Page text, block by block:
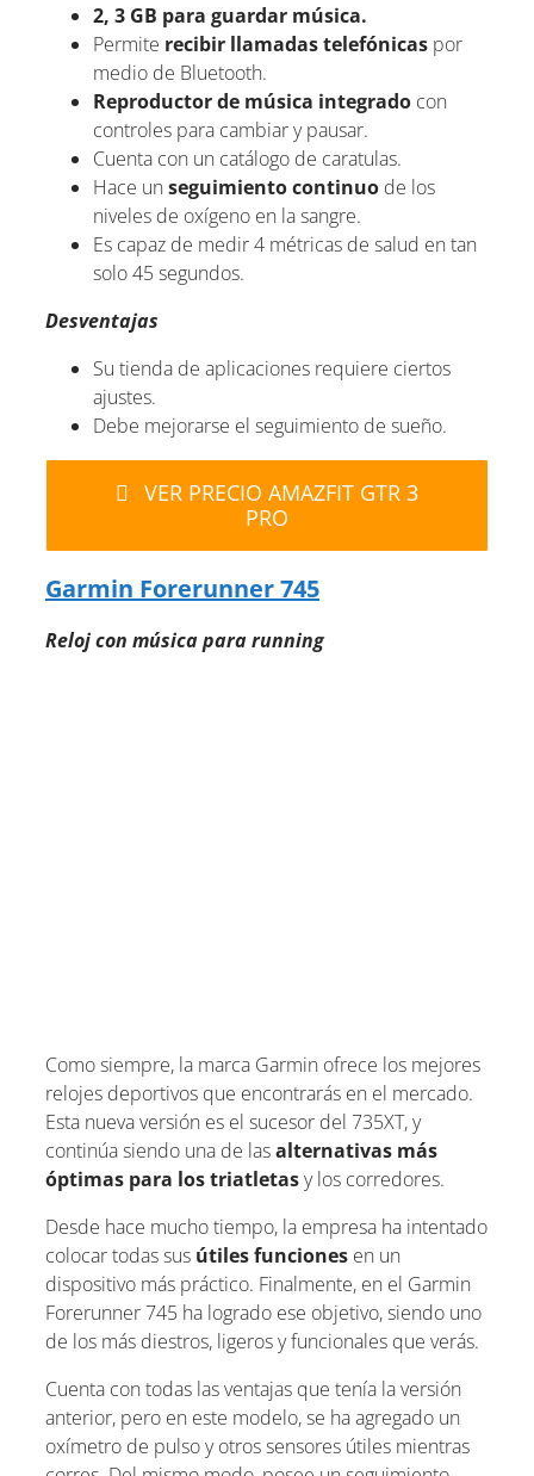
2, 3 GB para guardar música.
Permite recibir llamadas telefónicas por
medio de Bluetooth.
Reproductor de música integrado con
controles para cambiar y pausar.
Cuenta con un catálogo de caratulas.
Hace unseguimiento continuo de los
niveles de oxígeno en la sangre.
Es capaz de medir 4 métricas de salud en tan
solo 45 segundos.
Desventajas
Su tienda de aplicaciones requiere ciertos
ajustes.
Debe mejorarse el seguimiento de sueño.
VER PRECIO AMAZFIT GTR 3
PRO
Garmin Forerunner 745
Reloj con música para running
Como siempre, la marca Garmin ofrece los mejores
relojes deportivos que encontrarás en el mercado.
Esta nueva versión es el sucesor del 735XT, y
continúa siendo una de lasalternativas más
óptimas para los triatletasy los corredores.
Desde hace mucho tiempo, la empresa ha intentado
colocar todas sus útiles funciones en un
dispositivo más práctico. Finalmente, en el Garmin
Forerunner 745 ha logrado ese objetivo, siendo uno
de los más diestros, ligeros y funcionales que verás.
Cuenta con todas las ventajas que tenía la versión
anterior, pero en este modelo, se ha agregado un
oxímetro de pulso y otros sensores útiles mientras